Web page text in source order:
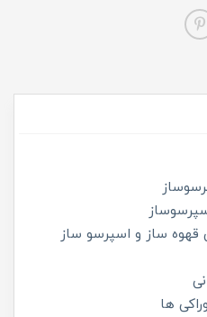
ساز و اسپرسو ساز
ها